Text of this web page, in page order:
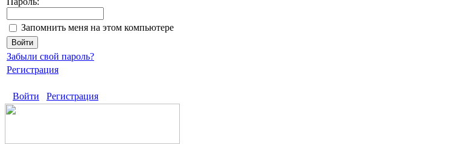
Запомнить меня на этом компьютере
Забыли свой пароль?
Регистрация
Войти Регистрация